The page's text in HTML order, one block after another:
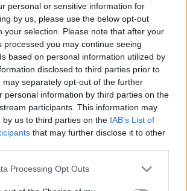
personal or sensitive information for
by us, please use the below opt-out
your selection. Please note that after your
processed you may continue seeing
based on personal information utilized by
disclosed to third parties prior to
may separately opt-out of the further
personal information by third parties on the
participants. This information may
by us to third parties on the IAB’s List of
that may further disclose it to other
Processing Opt Outs